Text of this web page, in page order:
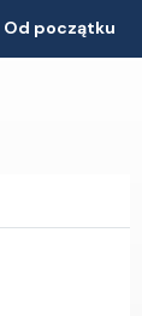
Od początku